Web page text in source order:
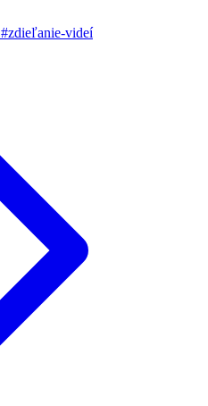
#zdieľanie-videí